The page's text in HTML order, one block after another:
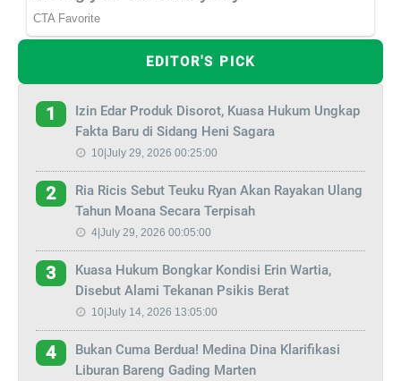
EDITOR'S PICK
1
Izin Edar Produk Disorot, Kuasa Hukum Ungkap
Fakta Baru di Sidang Heni Sagara
10|July 29, 2026 00:25:00
2
Ria Ricis Sebut Teuku Ryan Akan Rayakan Ulang
Tahun Moana Secara Terpisah
4|July 29, 2026 00:05:00
3
Kuasa Hukum Bongkar Kondisi Erin Wartia,
Disebut Alami Tekanan Psikis Berat
10|July 14, 2026 13:05:00
4
Bukan Cuma Berdua! Medina Dina Klarifikasi
Liburan Bareng Gading Marten